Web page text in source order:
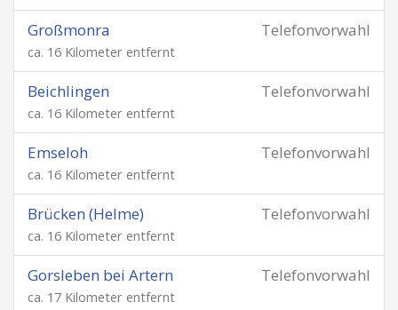
Telefonvorwahl
Großmonra
ca. 16 Kilometer entfernt
Telefonvorwahl
Beichlingen
ca. 16 Kilometer entfernt
Telefonvorwahl
Emseloh
ca. 16 Kilometer entfernt
Telefonvorwahl
Brücken (Helme)
ca. 16 Kilometer entfernt
Telefonvorwahl
Gorsleben bei Artern
ca. 17 Kilometer entfernt